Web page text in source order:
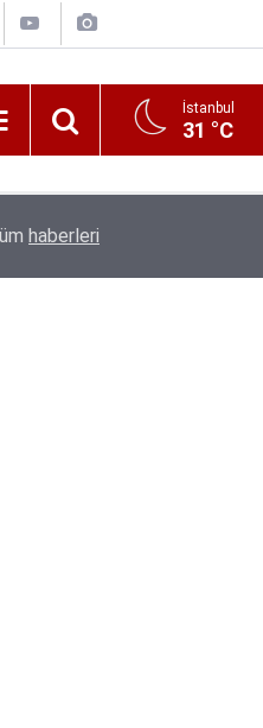
İstanbul
31 °C
Müdürlüğü 26 İşçi Alımı
haberleri